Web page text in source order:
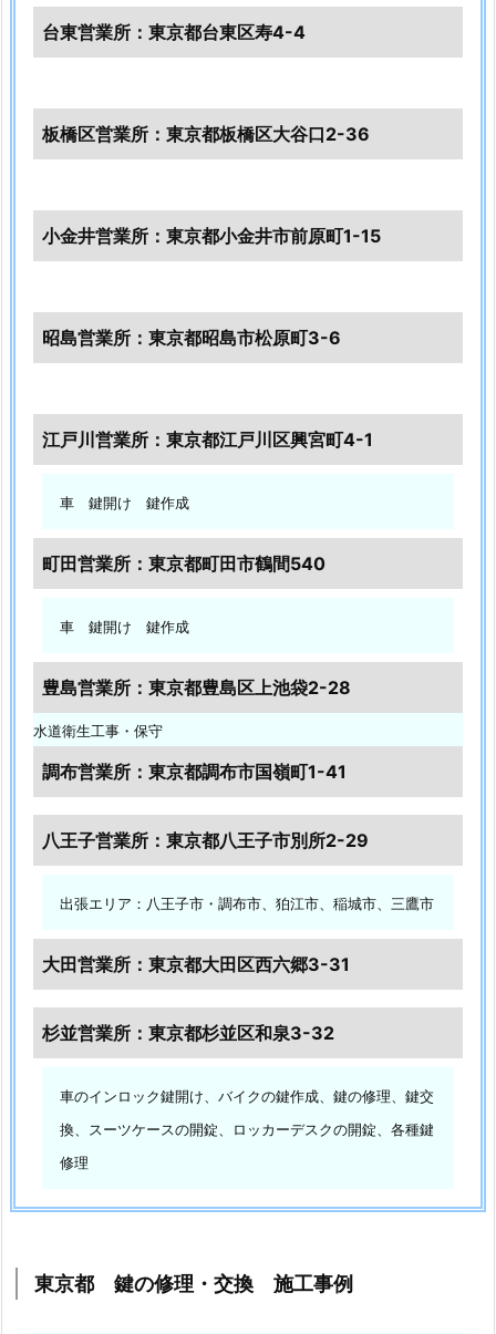
京
都
区
（イ
ン
ド
ン）
開
錠
1.
3.
東
港
南
青
オ
フ
ス
ビ
ル
集
合
ト
開
錠
東
台東営業所：東京都台東区寿4-4
板橋区営業所：東京都板橋区大谷口2-36
小金井営業所：東京都小金井市前原町1-15
昭島営業所：東京都昭島市松原町3-6
江戸川営業所：東京都江戸川区興宮町4-1
車 鍵開け 鍵作成
町田営業所：東京都町田市鶴間540
車 鍵開け 鍵作成
豊島営業所：東京都豊島区上池袋2-28
水道衛生工事・保守
調布営業所：東京都調布市国嶺町1-41
八王子営業所：東京都八王子市別所2-29
出張エリア：八王子市・調布市、狛江市、稲城市、三鷹市
大田営業所：東京都大田区西六郷3-31
杉並営業所：東京都杉並区和泉3-32
車のインロック鍵開け、バイクの鍵作成、鍵の修理、鍵交
換、スーツケースの開錠、ロッカーデスクの開錠、各種鍵
修理
東京都 鍵の修理・交換 施工事例